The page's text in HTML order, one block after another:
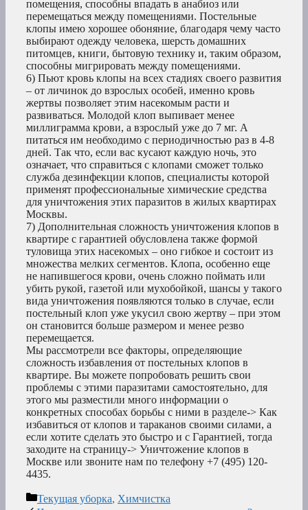
помещения, способны впадать в анабиоз или
перемещаться между помещениями. Постельные
клопы имею хорошее обоняние, благодаря чему часто
выбирают одежду человека, шерсть домашних
питомцев, книги, бытовую технику и, таким образом,
способны мигрировать между помещениями.
6) Пьют кровь клопы на всех стадиях своего развития
– от личинок до взрослых особей, именно кровь
жертвы позволяет этим насекомым расти и
развиваться. Молодой клоп выпивает менее
миллиграмма крови, а взрослый уже до 7 мг. А
питаться им необходимо с периодичностью раз в 4-8
дней. Так что, если вас кусают каждую ночь, это
означает, что справиться с клопами сможет только
служба дезинфекции клопов, специалисты которой
применят профессиональные химические средства
для уничтожения этих паразитов в жилых квартирах
Москвы.
7) Дополнительная сложность уничтожения клопов в
квартире с гарантией обусловлена также формой
туловища этих насекомых – оно гибкое и состоит из
множества мелких сегментов. Клопа, особенно еще
не напившегося крови, очень сложно поймать или
убить рукой, газетой или мухобойкой, шансы у такого
вида уничтожения появляются только в случае, если
постельный клоп уже укусил свою жертву – при этом
он становится больше размером и менее резво
перемещается.
Мы рассмотрели все факторы, определяющие
сложность избавления от постельных клопов в
квартире. Вы можете попробовать решить свои
проблемы с этими паразитами самостоятельно, для
этого мы разместили много информации о
конкретных способах борьбы с ними в разделе-> Как
избавиться от клопов и тараканов своими силами, а
если хотите сделать это быстро и с Гарантией, тогда
заходите на страницу-> Уничтожение клопов в
Москве или звоните нам по телефону +7 (495) 120-
4435.
Рубрики
Текущая уборка, Химчистка